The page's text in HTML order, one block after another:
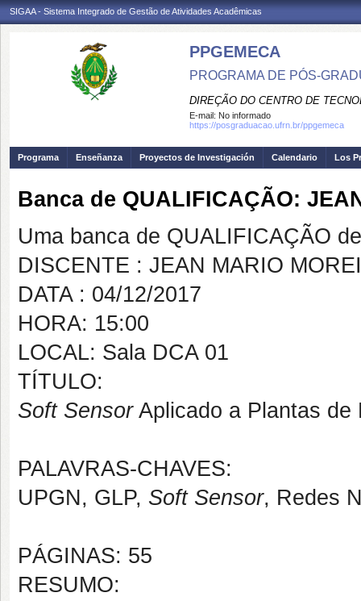
SIGAA - Sistema Integrado de Gestão de Atividades Acadêmicas
PPGEMECA
PROGRAMA DE PÓS-
DIREÇÃO DO CENTRO DE
E-mail: No informado
https://posgraduacao.ufrn.br/ppgemeca
Programa Enseñanza Proyectos de Investigación Calendario Los
Banca de QUALIFICAÇÃO:
Uma banca de QUALIFICAÇÃO
DISCENTE : JEAN MARIO
DATA : 04/12/2017
HORA: 15:00
LOCAL: Sala DCA 01
TÍTULO:
Soft SensorAplicado a Plantas de
PALAVRAS-CHAVES:
UPGN, GLP, Soft Sensor, Redes
PÁGINAS: 55
RESUMO: